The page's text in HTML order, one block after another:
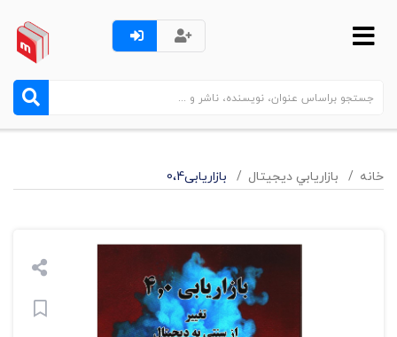
خانه بازاريابي ديجيتال بازاریابی0،4